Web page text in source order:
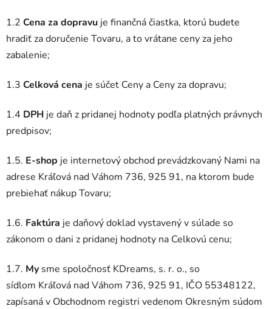
1.2 Cena za dopravu je finančná čiastka, ktorú budete
hradiť za doručenie Tovaru, a to vrátane ceny za jeho
zabalenie;
1.3 Celková cena je súčet Ceny a Ceny za dopravu;
1.4 DPH je daň z pridanej hodnoty podľa platných právnych
predpisov;
1.5. E-shop je internetový obchod prevádzkovaný Nami na
adrese Kráľová nad Váhom 736, 925 91, na ktorom bude
prebiehať nákup Tovaru;
1.6. Faktúra je daňový doklad vystavený v súlade so
zákonom o dani z pridanej hodnoty na Celkovú cenu;
1.7. My sme spoločnosť KDreams, s. r. o., so
sídlom Kráľová nad Váhom 736, 925 91, IČO 55348122,
zapísaná v Obchodnom registri vedenom Okresným súdom